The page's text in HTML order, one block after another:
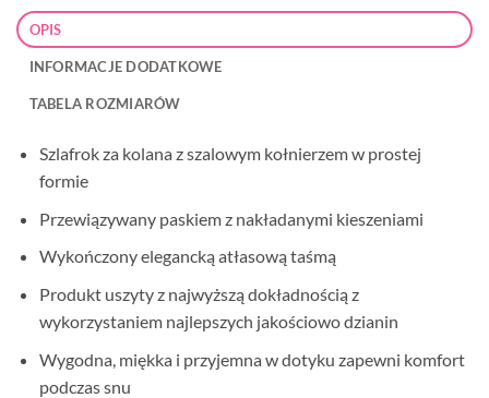
OPIS
INFORMACJE DODATKOWE
TABELA ROZMIARÓW
Szlafrok za kolana z szalowym kołnierzem w prostej
formie
Przewiązywany paskiem z nakładanymi kieszeniami
Wykończony elegancką atłasową taśmą
Produkt uszyty z najwyższą dokładnością z
wykorzystaniem najlepszych jakościowo dzianin
Wygodna, miękka i przyjemna w dotyku zapewni komfort
podczas snu